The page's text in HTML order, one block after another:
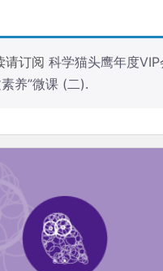
请订阅 科学猫头鹰年度VIP
养”微课 (二).